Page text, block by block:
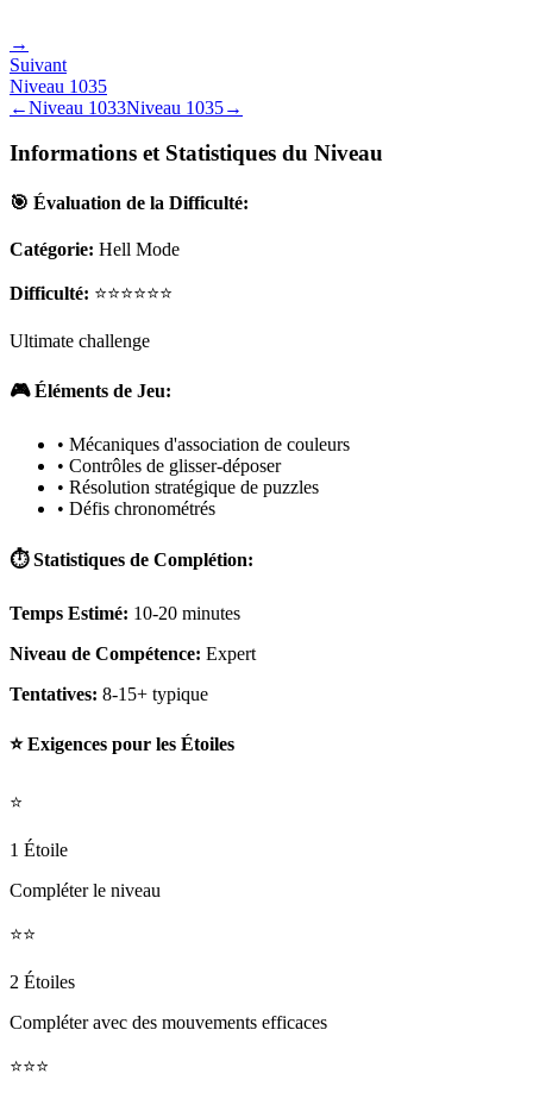
→
Suivant
Niveau 1035
←Niveau 1033Niveau 1035→
Informations et Statistiques du Niveau
🎯 Évaluation de la Difficulté:
Catégorie: Hell Mode
Difficulté: ⭐⭐⭐⭐⭐⭐
Ultimate challenge
🎮 Éléments de Jeu:
• Mécaniques d'association de couleurs
• Contrôles de glisser-déposer
• Résolution stratégique de puzzles
• Défis chronométrés
⏱️ Statistiques de Complétion:
Temps Estimé: 10-20 minutes
Niveau de Compétence: Expert
Tentatives: 8-15+ typique
⭐ Exigences pour les Étoiles
⭐
1 Étoile
Compléter le niveau
⭐⭐
2 Étoiles
Compléter avec des mouvements efficaces
⭐⭐⭐